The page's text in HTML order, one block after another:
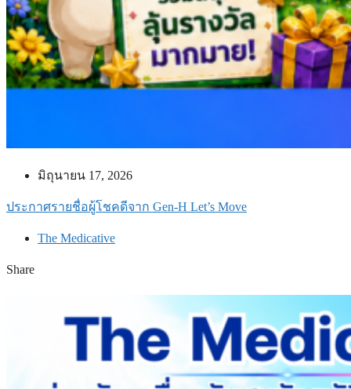
มิถุนายน 17, 2026
ประกาศรายชื่อผู้โชคดีจาก Gen-H Let’s Move
The Medicative
Share